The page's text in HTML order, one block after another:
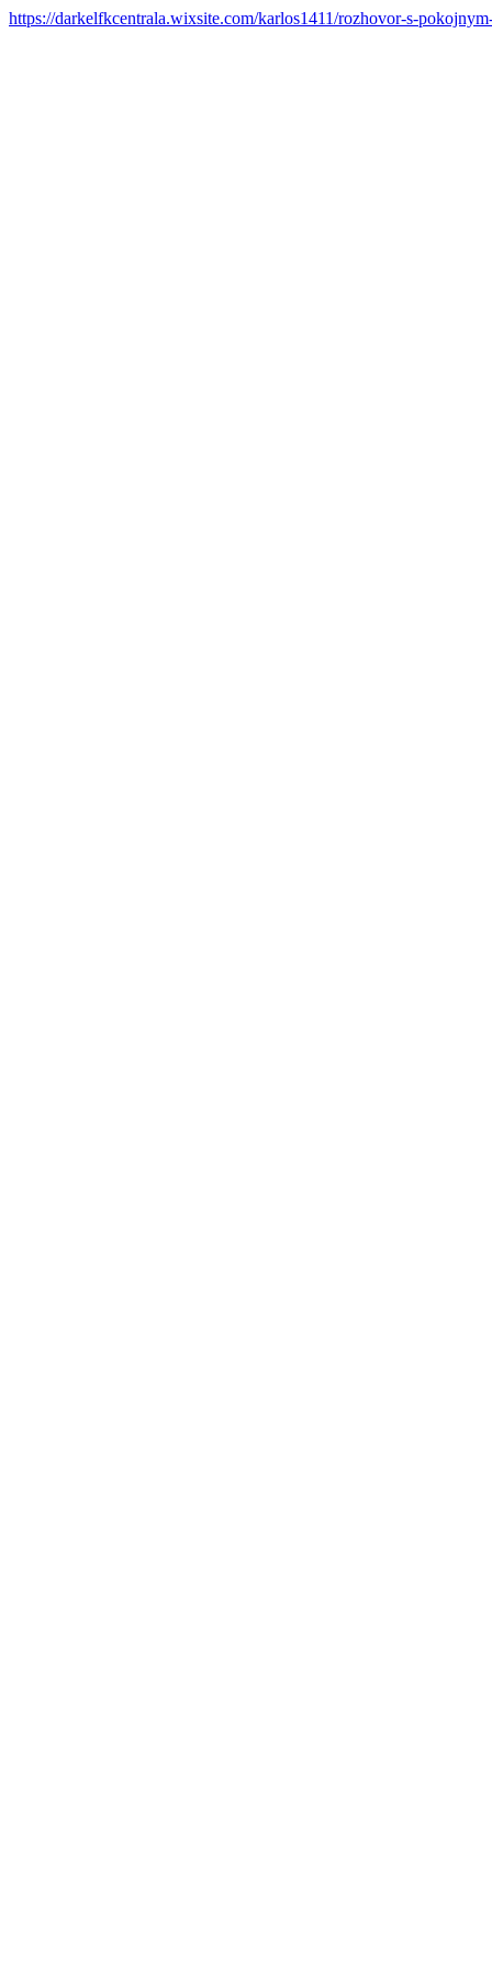
https://darkelfkcentrala.wixsite.com/karlos1411/rozhovor-s-